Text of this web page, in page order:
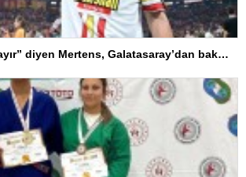
Antrenörlüğe ”Hayır” diyen Mertens, Galatasaray’dan bakın ne istedi